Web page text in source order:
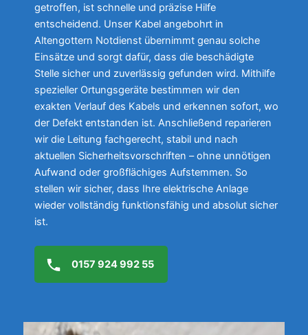
getroffen, ist schnelle und präzise Hilfe
entscheidend. Unser Kabel angebohrt in
Altengottern Notdienst übernimmt genau solche
Einsätze und sorgt dafür, dass die beschädigte
Stelle sicher und zuverlässig gefunden wird. Mithilfe
spezieller Ortungsgeräte bestimmen wir den
exakten Verlauf des Kabels und erkennen sofort, wo
der Defekt entstanden ist. Anschließend reparieren
wir die Leitung fachgerecht, stabil und nach
aktuellen Sicherheitsvorschriften – ohne unnötigen
Aufwand oder großflächiges Aufstemmen. So
stellen wir sicher, dass Ihre elektrische Anlage
wieder vollständig funktionsfähig und absolut sicher
ist.
0157 924 992 55